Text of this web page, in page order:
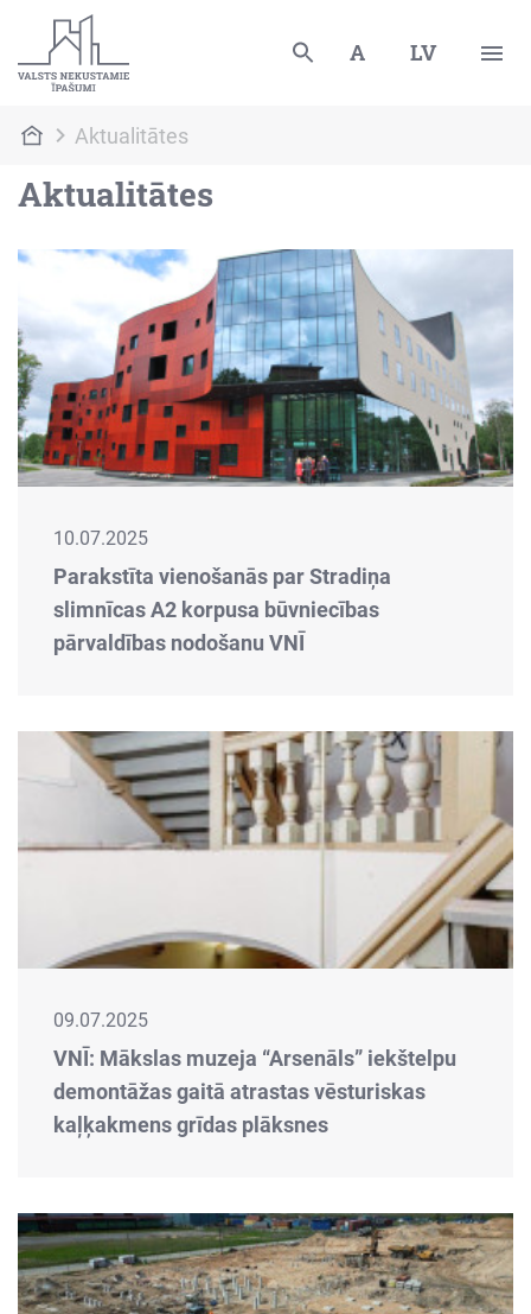
A LV
Aktualitātes
Aktualitātes
10.07.2025
Parakstīta vienošanās par Stradiņa
slimnīcas A2 korpusa būvniecības
pārvaldības nodošanu VNĪ
09.07.2025
VNĪ: Mākslas muzeja “Arsenāls” iekštelpu
demontāžas gaitā atrastas vēsturiskas
kaļķakmens grīdas plāksnes